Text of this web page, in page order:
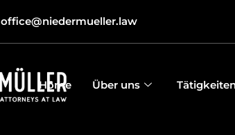
office@niedermueller.law
Home Über uns